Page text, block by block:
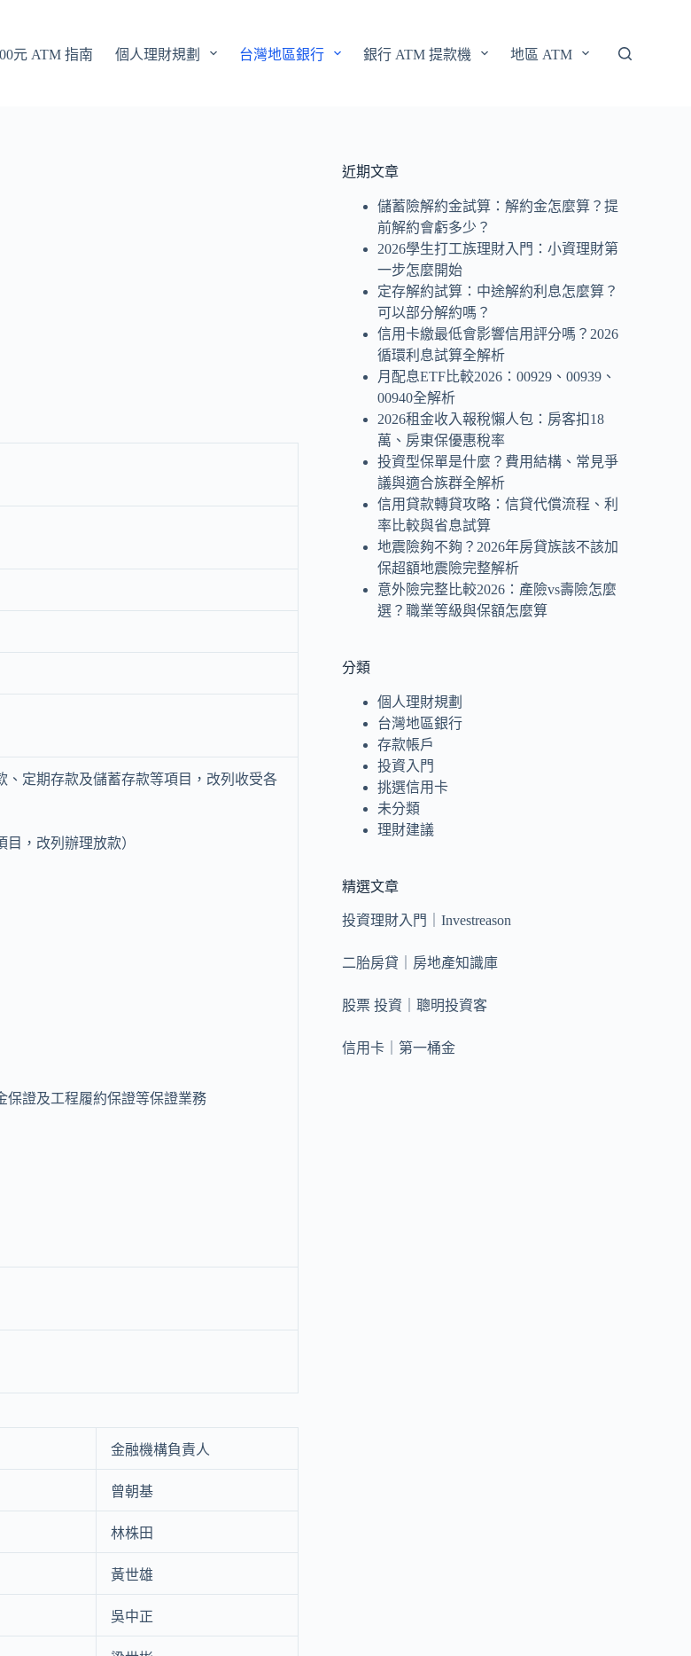
元 ATM 指南 個人理財規劃 台灣地區銀行 銀行 ATM 提款機 地區 ATM
定期存款及儲蓄存款等項目，改列收受各
，改列辦理放款）
保證及工程履約保證等保證業務
金融機構負責人
曾朝基
林株田
黃世雄
吳中正
近期文章
儲蓄險解約金試算：解約金怎麼算？提
前解約會虧多少？
2026學生打工族理財入門：小資理財第
一步怎麼開始
定存解約試算：中途解約利息怎麼算？
可以部分解約嗎？
信用卡繳最低會影響信用評分嗎？2026
循環利息試算全解析
月配息ETF比較2026：00929、00939、
00940全解析
2026租金收入報稅懶人包：房客扣18
萬、房東保優惠稅率
投資型保單是什麼？費用結構、常見爭
議與適合族群全解析
信用貸款轉貸攻略：信貸代償流程、利
率比較與省息試算
地震險夠不夠？2026年房貸族該不該加
保超額地震險完整解析
意外險完整比較2026：產險vs壽險怎麼
選？職業等級與保額怎麼算
分類
個人理財規劃
台灣地區銀行
存款帳戶
投資入門
挑選信用卡
未分類
理財建議
精選文章
投資理財入門｜Investreason
二胎房貸｜房地產知識庫
股票 投資｜聰明投資客
信用卡｜第一桶金